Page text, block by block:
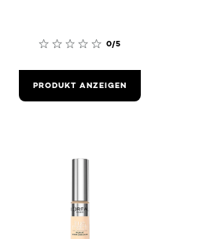
0/5
PRODUKT ANZEIGEN